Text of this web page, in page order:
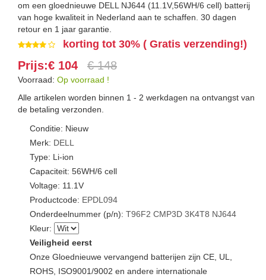
om een gloednieuwe DELL NJ644 (11.1V,56WH/6 cell) batterij
van hoge kwaliteit in Nederland aan te schaffen. 30 dagen
retour en 1 jaar garantie.
korting tot 30% ( Gratis verzending!)
Prijs:€ 104 € 148
Voorraad: Op voorraad !
Alle artikelen worden binnen 1 - 2 werkdagen na ontvangst van
de betaling verzonden.
Conditie: Nieuw
Merk: DELL
Type: Li-ion
Capaciteit: 56WH/6 cell
Voltage: 11.1V
Productcode: EPDL094
Onderdeelnummer (p/n): T96F2 CMP3D 3K4T8 NJ644
Kleur:
Veiligheid eerst
Onze Gloednieuwe vervangend batterijen zijn CE, UL,
ROHS, ISO9001/9002 en andere internationale